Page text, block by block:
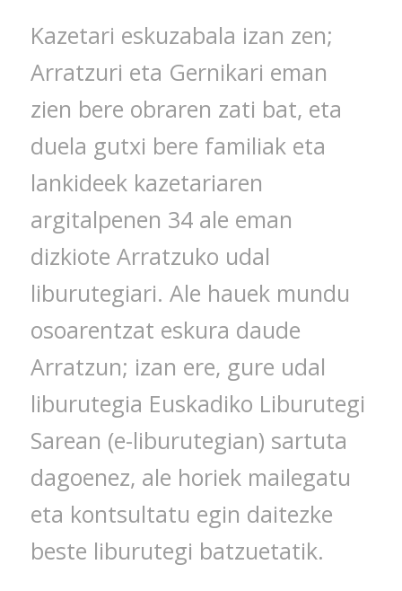
Kazetari eskuzabala izan zen;
Arratzuri eta Gernikari eman
zien bere obraren zati bat, eta
duela gutxi bere familiak eta
lankideek kazetariaren
argitalpenen 34 ale eman
dizkiote Arratzuko udal
liburutegiari. Ale hauek mundu
osoarentzat eskura daude
Arratzun; izan ere, gure udal
liburutegia Euskadiko Liburutegi
Sarean (e-liburutegian) sartuta
dagoenez, ale horiek mailegatu
eta kontsultatu egin daitezke
beste liburutegi batzuetatik.